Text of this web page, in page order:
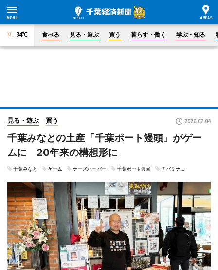
34°C 食べる 見る・遊ぶ 買う 暮らす・働く 学ぶ・知る
見る・遊ぶ 買う 2026.07.04
千葉みなとの土産「千葉ポート饅頭」がゲー
ムに 20年来の構想形に
千葉みなと ゲーム ケーズハーバー 千葉ポート饅頭 チバミナコ